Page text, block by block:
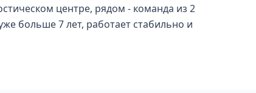
центре, рядом - команда из 2
больше 7 лет, работает стабильно и